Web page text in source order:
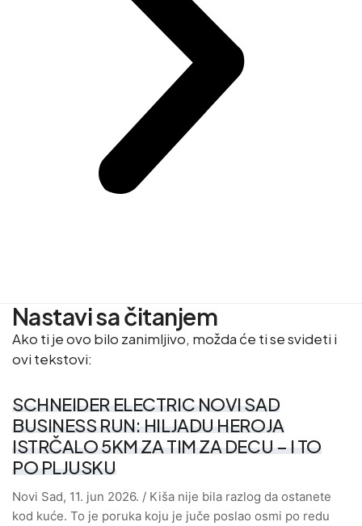
Nastavi sa čitanjem
Ako ti je ovo bilo zanimljivo, možda će ti se svideti i
ovi tekstovi:
SCHNEIDER ELECTRIC NOVI SAD
BUSINESS RUN: HILJADU HEROJA
ISTRČALO 5KM ZA TIM ZA DECU – I TO
PO PLJUSKU
Novi Sad, 11. jun 2026. / Kiša nije bila razlog da ostanete
kod kuće. To je poruka koju je juče poslao osmi po redu